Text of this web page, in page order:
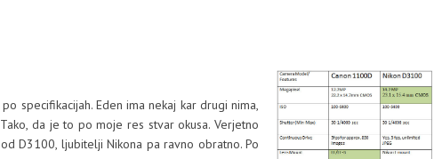
specifikacijah. Eden ima nekaj kar drugi nima,
da je to po moje res stvar okusa. Verjetno
D3100, ljubitelji Nikona pa ravno obratno. Po